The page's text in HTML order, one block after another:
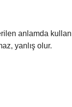
anlamda
yanlış olur.